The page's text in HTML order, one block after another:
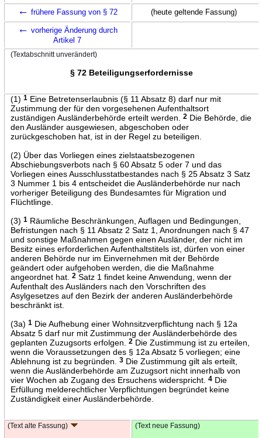
← frühere Fassung von § 72 (heute geltende Fassung)
← vorherige Änderung durch
Artikel 7
(Textabschnitt unverändert)
§ 72 Beteiligungserfordernisse
(1) 1Eine Betretenserlaubnis (§ 11 Absatz 8) darf nur mit
Zustimmung der für den vorgesehenen Aufenthaltsort
zuständigen Ausländerbehörde erteilt werden.
2Die Behörde, die
den Ausländer ausgewiesen, abgeschoben oder
zurückgeschoben hat, ist in der Regel zu beteiligen.
(2) Über das Vorliegen eines zielstaatsbezogenen
Abschiebungsverbots nach § 60 Absatz 5 oder 7 und das
Vorliegen eines Ausschlusstatbestandes nach § 25 Absatz 3 Satz
3 Nummer 1 bis 4 entscheidet die Ausländerbehörde nur nach
vorheriger Beteiligung des Bundesamtes für Migration und
Flüchtlinge.
(3) 1Räumliche Beschränkungen, Auflagen und Bedingungen,
Befristungen nach § 11 Absatz 2 Satz 1, Anordnungen nach § 47
und sonstige Maßnahmen gegen einen Ausländer, der nicht im
Besitz eines erforderlichen Aufenthaltstitels ist, dürfen von einer
anderen Behörde nur im Einvernehmen mit der Behörde
geändert oder aufgehoben werden, die die Maßnahme
angeordnet hat.
2Satz 1 findet keine Anwendung, wenn der
Aufenthalt des Ausländers nach den Vorschriften des
Asylgesetzes auf den Bezirk der anderen Ausländerbehörde
beschränkt ist.
(3a) 1Die Aufhebung einer Wohnsitzverpflichtung nach § 12a
Absatz 5 darf nur mit Zustimmung der Ausländerbehörde des
geplanten Zuzugsorts erfolgen.
2Die Zustimmung ist zu erteilen,
wenn die Voraussetzungen des § 12a Absatz 5 vorliegen; eine
Ablehnung ist zu begründen.
3Die Zustimmung gilt als erteilt,
wenn die Ausländerbehörde am Zuzugsort nicht innerhalb von
vier Wochen ab Zugang des Ersuchens widerspricht.
4Die
Erfüllung melderechtlicher Verpflichtungen begründet keine
Zuständigkeit einer Ausländerbehörde.
(Text alte Fassung) (Text neue Fassung)